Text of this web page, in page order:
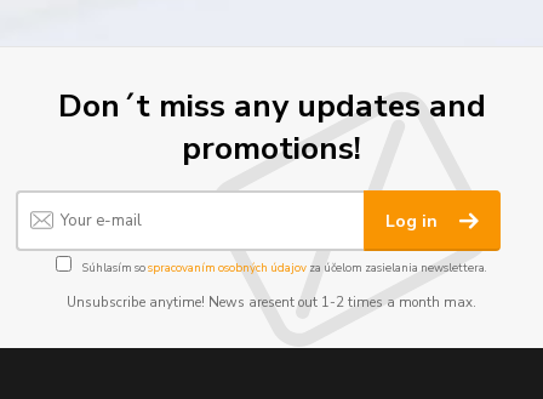
Don´t miss any updates and
promotions!
Log in
Súhlasím sospracovaním osobných údajov za účelom zasielania newslettera.
Unsubscribe anytime! News aresent out 1-2 times a month max.